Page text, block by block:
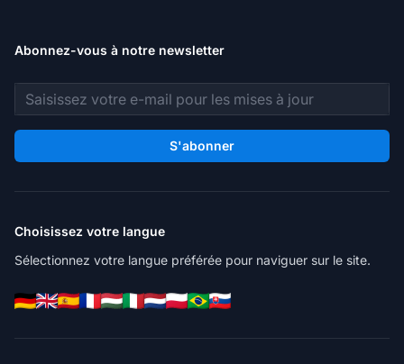
Abonnez-vous à notre newsletter
Adresse e-mail
S'abonner
Choisissez votre langue
Sélectionnez votre langue préférée pour naviguer sur le site.